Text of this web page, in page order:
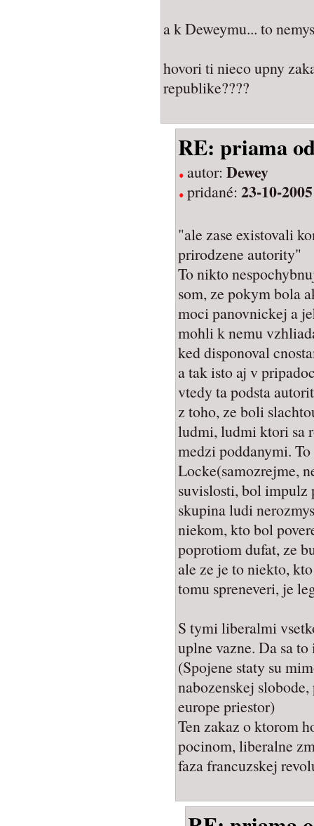
a k Deweymu... to
hovori ti nieco upny
republike????
RE: priama
autor: Dewey
pridané: 23-10-
"ale zase existovali
prirodzene autority"
To nikto
som, ze pokym bola
moci panovnickej a
mohli k nemu
ked disponoval
a tak isto aj v
vtedy ta podsta
z toho, ze boli
ludmi, ludmi ktori sa
medzi poddanymi.
Locke(samozrejme,
suvislosti, bol impulz
skupina ludi
niekom, kto bol
poprotiom dufat, ze
ale ze je to niekto,
tomu spreneveri, je
S tymi liberalmi
uplne vazne. Da sa
(Spojene staty su
nabozenskej
europe priestor)
Ten zakaz o ktorom
pocinom, liberalne
faza francuzskej